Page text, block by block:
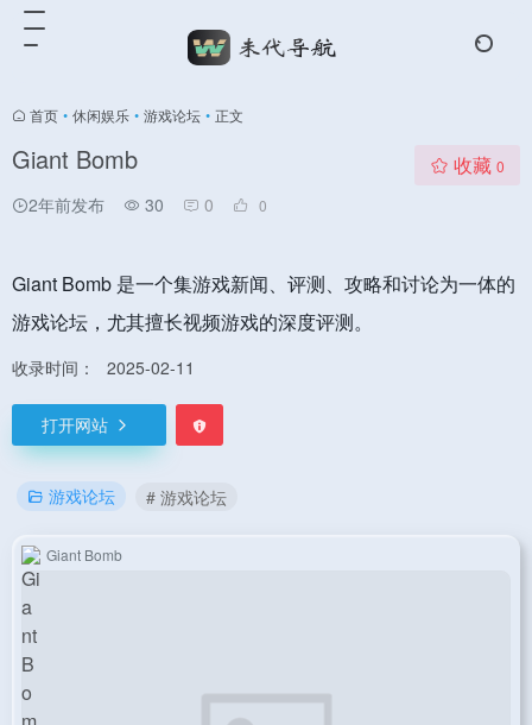
首页 • 休闲娱乐 • 游戏论坛 • 正文
Giant Bomb
2年前发布 30 0 0
收藏 0
Giant Bomb 是一个集游戏新闻、评测、攻略和讨论为一体的
游戏论坛，尤其擅长视频游戏的深度评测。
收录时间： 2025-02-11
打开网站
游戏论坛 # 游戏论坛
Giant Bomb